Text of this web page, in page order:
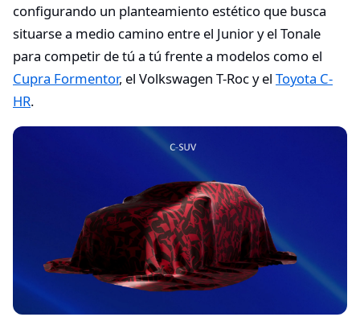
configurando un planteamiento estético que busca
situarse a medio camino entre el Junior y el Tonale
para competir de tú a tú frente a modelos como el
Cupra Formentor, el Volkswagen T-Roc y el Toyota C-
HR.